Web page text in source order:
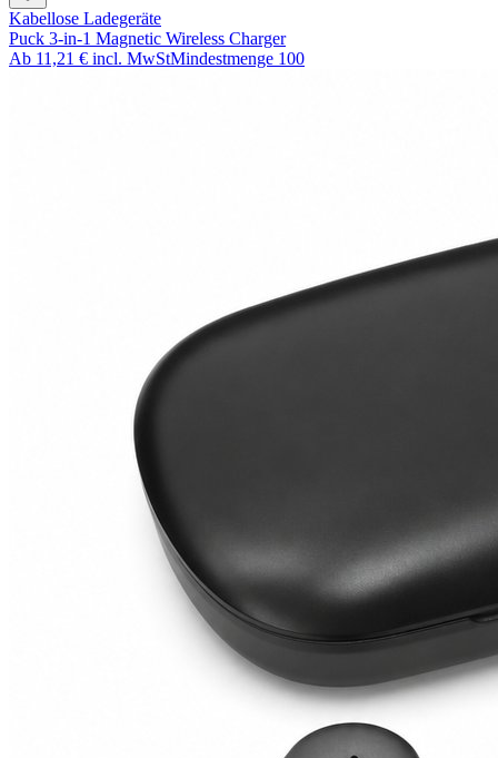
Kabellose Ladegeräte
Puck 3-in-1 Magnetic Wireless Charger
Ab 11,21 € incl. MwStMindestmenge 100